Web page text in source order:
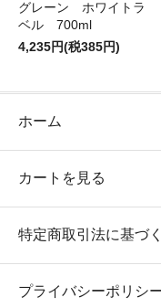
グレーン ホワイトラ
ベル 700ml
4,235円(税385円)
ホーム
カートを見る
特定商取引法に基づ
プライバシーポリシ